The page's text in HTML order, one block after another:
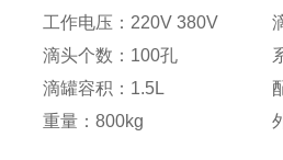
工作电压：220V 380V
滴头个数：100孔
滴罐容积：1.5L
重量：800kg